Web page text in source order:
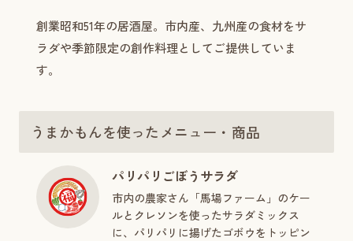
創業昭和51年の居酒屋。市内産、九州産の食材をサ
ラダや季節限定の創作料理としてご提供していま
す。
うまかもんを使ったメニュー・商品
パリパリごぼうサラダ
市内の農家さん「馬場ファーム」のケー
ルとクレソンを使ったサラダミックス
に、パリパリに揚げたゴボウをトッピン